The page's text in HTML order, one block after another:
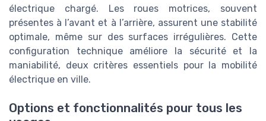
électrique chargé. Les roues motrices, souvent
présentes à l’avant et à l’arrière, assurent une stabilité
optimale, même sur des surfaces irrégulières. Cette
configuration technique améliore la sécurité et la
maniabilité, deux critères essentiels pour la mobilité
électrique en ville.
Options et fonctionnalités pour tous les